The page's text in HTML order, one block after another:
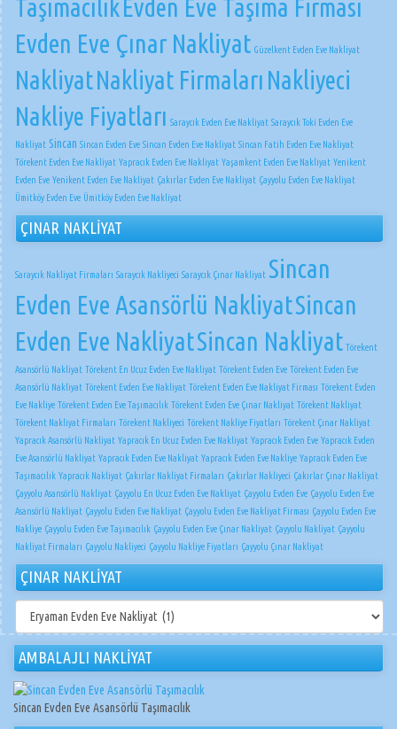
Taşımacılık Evden Eve Taşıma Firması
Evden Eve Çınar Nakliyat Güzelkent Evden Eve Nakliyat
NakliyatNakliyat Firmaları Nakliyeci
Nakliye Fiyatları Saraycık Evden Eve Nakliyat Saraycık Toki Evden Eve
Nakliyat Sincan Sincan Evden Eve Sincan Evden Eve Nakliyat Sincan Fatih Evden Eve Nakliyat
Törekent Evden Eve Nakliyat Yapracık Evden Eve Nakliyat Yaşamkent Evden Eve Nakliyat Yenikent
Evden Eve Yenikent Evden Eve Nakliyat Çakırlar Evden Eve Nakliyat Çayyolu Evden Eve Nakliyat
Ümitköy Evden Eve Ümitköy Evden Eve Nakliyat
ÇINAR NAKLİYAT
Saraycık Nakliyat Firmaları Saraycık Nakliyeci Saraycık Çınar Nakliyat Sincan
Evden Eve Asansörlü NakliyatSincan
Evden Eve NakliyatSincan Nakliyat Törekent
Asansörlü Nakliyat Törekent En Ucuz Evden Eve Nakliyat Törekent Evden Eve Törekent Evden Eve
Asansörlü Nakliyat Törekent Evden Eve Nakliyat Törekent Evden Eve Nakliyat Firması Törekent Evden
Eve Nakliye Törekent Evden Eve Taşımacılık Törekent Evden Eve Çınar Nakliyat Törekent Nakliyat
Törekent Nakliyat Firmaları Törekent Nakliyeci Törekent Nakliye Fiyatları Törekent Çınar Nakliyat
Yapracık Asansörlü Nakliyat Yapracık En Ucuz Evden Eve Nakliyat Yapracık Evden Eve Yapracık Evden
Eve Asansörlü Nakliyat Yapracık Evden Eve Nakliyat Yapracık Evden Eve Nakliye Yapracık Evden Eve
Taşımacılık Yapracık Nakliyat Çakırlar Nakliyat Firmaları Çakırlar Nakliyeci Çakırlar Çınar Nakliyat
Çayyolu Asansörlü Nakliyat Çayyolu En Ucuz Evden Eve Nakliyat Çayyolu Evden Eve Çayyolu Evden Eve
Asansörlü Nakliyat Çayyolu Evden Eve Nakliyat Çayyolu Evden Eve Nakliyat Firması Çayyolu Evden Eve
Nakliye Çayyolu Evden Eve Taşımacılık Çayyolu Evden Eve Çınar Nakliyat Çayyolu Nakliyat Çayyolu
Nakliyat Firmaları Çayyolu Nakliyeci Çayyolu Nakliye Fiyatları Çayyolu Çınar Nakliyat
ÇINAR NAKLİYAT
NAKLİYAT
AMBALAJLI NAKLİYAT
Sincan Evden Eve Asansörlü Taşımacılık